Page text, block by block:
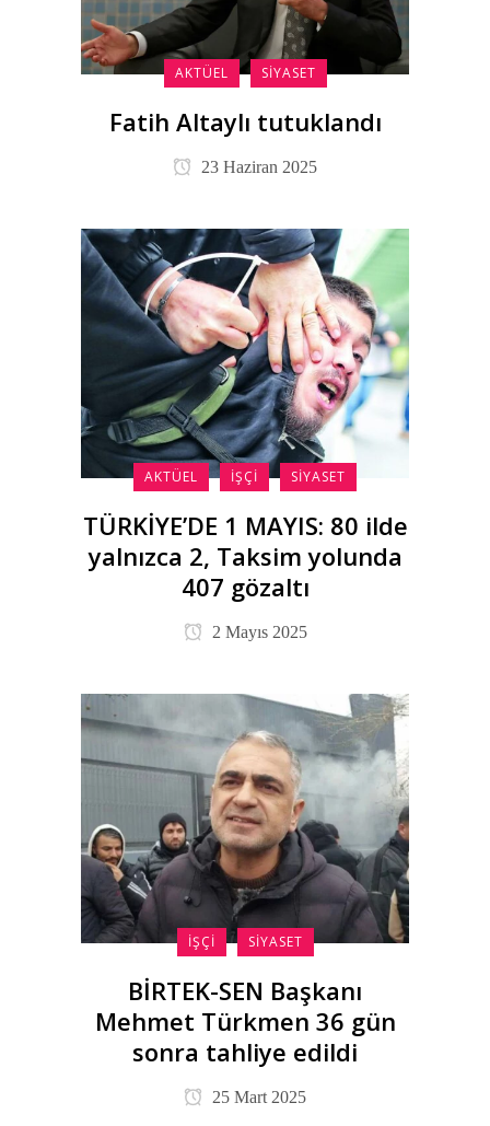
AKTÜEL SIYASET
Fatih Altaylı tutuklandı
23 Haziran 2025
AKTÜEL İŞÇI SIYASET
TÜRKİYE’DE 1 MAYIS: 80 ilde
yalnızca 2, Taksim yolunda
407 gözaltı
2 Mayıs 2025
İŞÇI SIYASET
BİRTEK-SEN Başkanı
Mehmet Türkmen 36 gün
sonra tahliye edildi
25 Mart 2025